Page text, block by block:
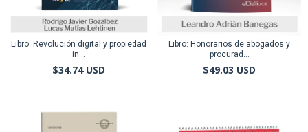
Libro: Revolución digital y propiedad
in...
$34.74 USD
Libro: Honorarios de abogados y
procurad...
$49.03 USD